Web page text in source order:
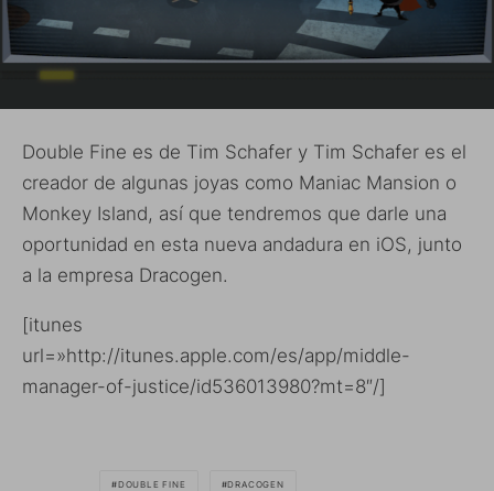
Double Fine es de Tim Schafer y Tim Schafer es el
creador de algunas joyas como Maniac Mansion o
Monkey Island, así que tendremos que darle una
oportunidad en esta nueva andadura en iOS, junto
a la empresa Dracogen.
[itunes
url=»http://itunes.apple.com/es/app/middle-
manager-of-justice/id536013980?mt=8″/]
DOUBLE FINE DRACOGEN